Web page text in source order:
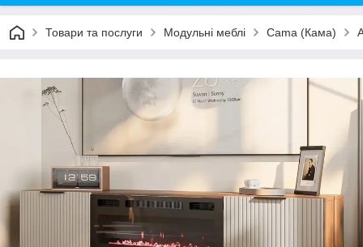
Товари та послуги Модульні меблі Cama (Кама)